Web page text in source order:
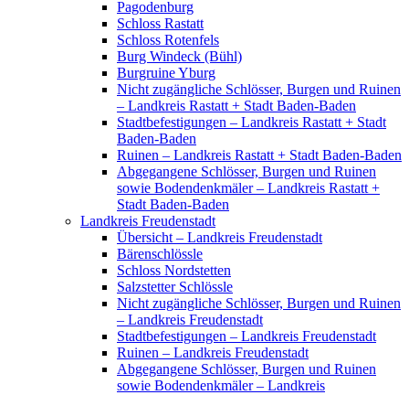
Pagodenburg
Schloss Rastatt
Schloss Rotenfels
Burg Windeck (Bühl)
Burgruine Yburg
Nicht zugängliche Schlösser, Burgen und Ruinen
– Landkreis Rastatt + Stadt Baden-Baden
Stadtbefestigungen – Landkreis Rastatt + Stadt
Baden-Baden
Ruinen – Landkreis Rastatt + Stadt Baden-Baden
Abgegangene Schlösser, Burgen und Ruinen
sowie Bodendenkmäler – Landkreis Rastatt +
Stadt Baden-Baden
Landkreis Freudenstadt
Übersicht – Landkreis Freudenstadt
Bärenschlössle
Schloss Nordstetten
Salzstetter Schlössle
Nicht zugängliche Schlösser, Burgen und Ruinen
– Landkreis Freudenstadt
Stadtbefestigungen – Landkreis Freudenstadt
Ruinen – Landkreis Freudenstadt
Abgegangene Schlösser, Burgen und Ruinen
sowie Bodendenkmäler – Landkreis